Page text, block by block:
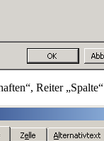
Reiter „Spalte“